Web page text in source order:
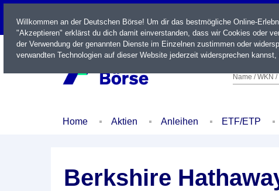
LIVE
Name / WKN /
Home Aktien Anleihen ETF/ETP
Berkshire
Willkommen an der Deutschen Börse! Um dir das bestmögliche Online-
"Akzeptieren" erklärst du dich damit einverstanden, dass wir Cookies oder
der Verwendung der genannten Dienste im Einzelnen zustimmen oder
verwandten Technologien auf dieser Website jederzeit widersprechen